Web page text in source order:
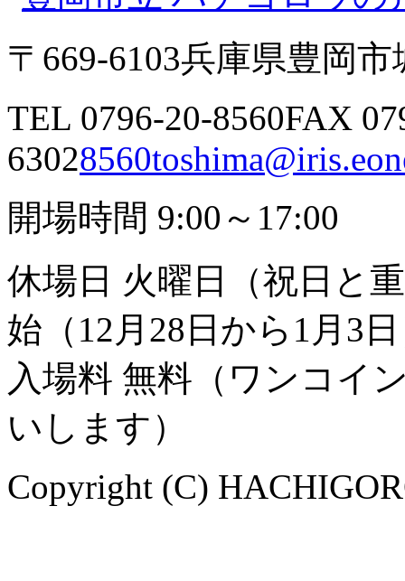
〒669-6103兵庫県豊岡市
TEL 0796-20-8560FAX
6302
開場時間 9:00～17:00
休場日 火曜日（祝日と
始（12月28日から1月3
入場料 無料（ワンコイ
いします）
Copyright (C)